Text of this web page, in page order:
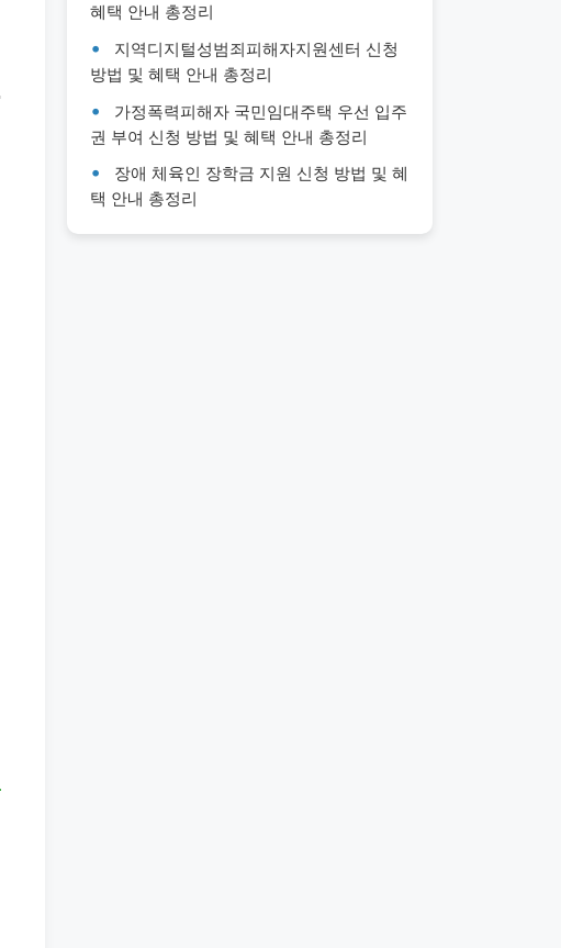
혜택 안내 총정리
지역디지털성범죄피해자지원센터 신청
방법 및 혜택 안내 총정리
가정폭력피해자 국민임대주택 우선 입주
권 부여 신청 방법 및 혜택 안내 총정리
장애 체육인 장학금 지원 신청 방법 및 혜
택 안내 총정리